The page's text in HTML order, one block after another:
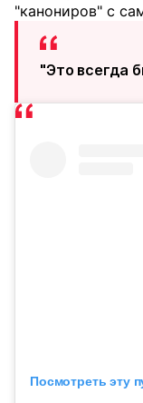
"канониров" с
"Это всегда
Посмотреть эту